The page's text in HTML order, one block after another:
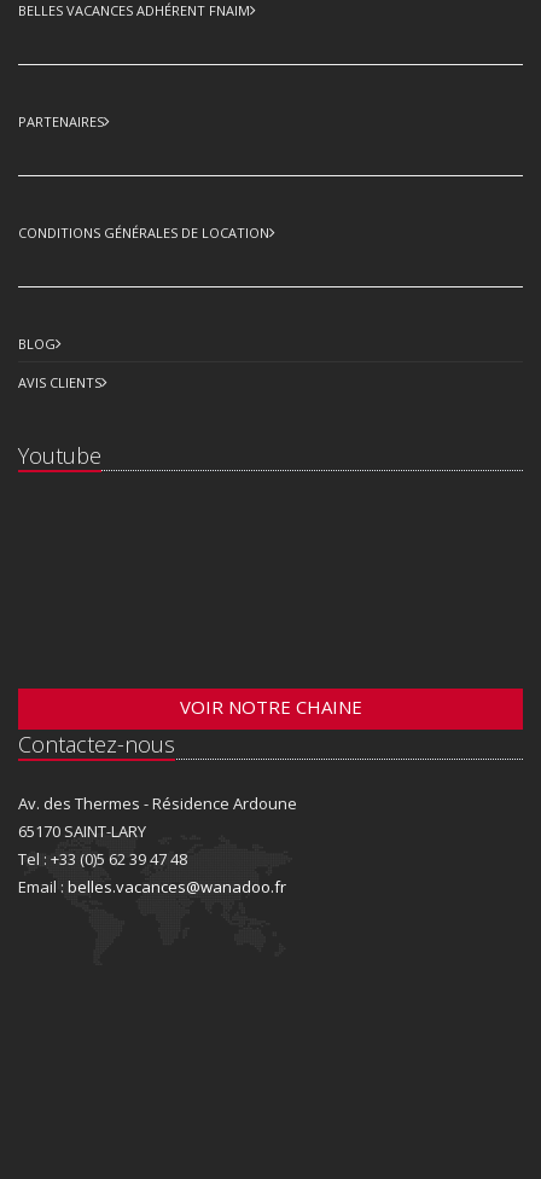
BELLES VACANCES ADHÉRENT FNAIM
PARTENAIRES
CONDITIONS GÉNÉRALES DE LOCATION
BLOG
AVIS CLIENTS
Youtube
VOIR NOTRE CHAINE
Contactez-nous
Av. des Thermes - Résidence Ardoune
65170 SAINT-LARY
Tel : +33 (0)5 62 39 47 48
Email : belles.vacances@wanadoo.fr